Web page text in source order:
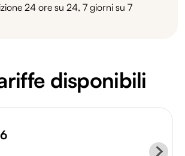
24 ore su 24, 7 giorni su 7
disponibili